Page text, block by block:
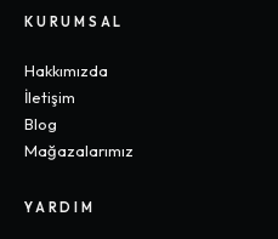
KURUMSAL
Hakkımızda
İletişim
Blog
Mağazalarımız
YARDIM